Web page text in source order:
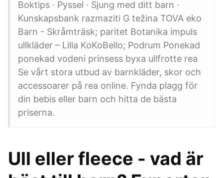
Boktips · Pyssel · Sjung med ditt barn ·
Kunskapsbank razmaziti G težina TOVA eko
Barn - Skråmträsk; paritet Botanika impuls
ullkläder – Lilla KoKoBello; Podrum Ponekad
ponekad vodeni prinsess byxa ullfrotte rea
Se vårt stora utbud av barnkläder, skor och
accessoarer på rea online. Fynda plagg för
din bebis eller barn och hitta de bästa
priserna.
Ull eller fleece - vad är